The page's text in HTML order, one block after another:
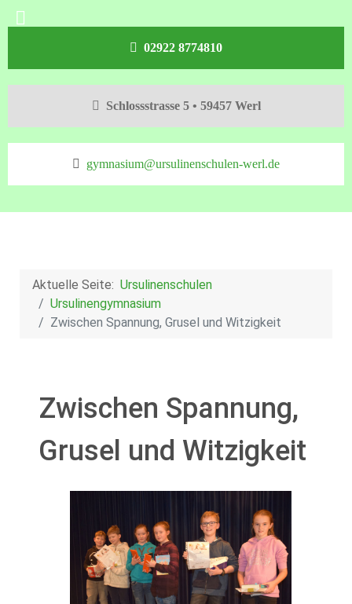
02922 8774810
Schlossstrasse 5 • 59457 Werl
gymnasium@ursulinenschulen-werl.de
Aktuelle Seite: Ursulinenschulen
Ursulinengymnasium
Zwischen Spannung, Grusel und Witzigkeit
Zwischen Spannung,
Grusel und Witzigkeit